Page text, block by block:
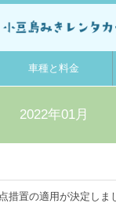
車種と料金
2022年01月
措置の適用が決定しま